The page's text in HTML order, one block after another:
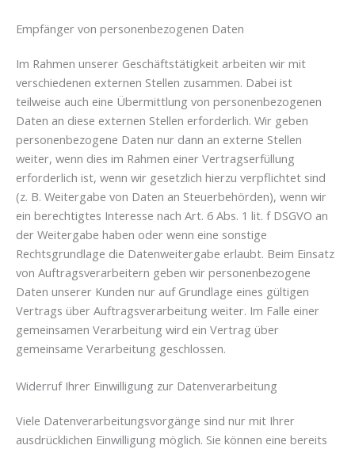
Empfänger von personenbezogenen Daten
Im Rahmen unserer Geschäftstätigkeit arbeiten wir mit
verschiedenen externen Stellen zusammen. Dabei ist
teilweise auch eine Übermittlung von personenbezogenen
Daten an diese externen Stellen erforderlich. Wir geben
personenbezogene Daten nur dann an externe Stellen
weiter, wenn dies im Rahmen einer Vertragserfüllung
erforderlich ist, wenn wir gesetzlich hierzu verpflichtet sind
(z. B. Weitergabe von Daten an Steuerbehörden), wenn wir
ein berechtigtes Interesse nach Art. 6 Abs. 1 lit. f DSGVO an
der Weitergabe haben oder wenn eine sonstige
Rechtsgrundlage die Datenweitergabe erlaubt. Beim Einsatz
von Auftragsverarbeitern geben wir personenbezogene
Daten unserer Kunden nur auf Grundlage eines gültigen
Vertrags über Auftragsverarbeitung weiter. Im Falle einer
gemeinsamen Verarbeitung wird ein Vertrag über
gemeinsame Verarbeitung geschlossen.
Widerruf Ihrer Einwilligung zur Datenverarbeitung
Viele Datenverarbeitungsvorgänge sind nur mit Ihrer
ausdrücklichen Einwilligung möglich. Sie können eine bereits